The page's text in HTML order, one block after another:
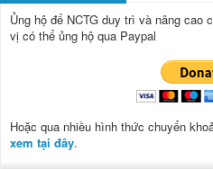
Ủng hộ để NCTG duy trì và nâng cao
vị có thể ủng hộ qua Paypal
Hoặc qua nhiều hình thức chuyển
xem tại đây.